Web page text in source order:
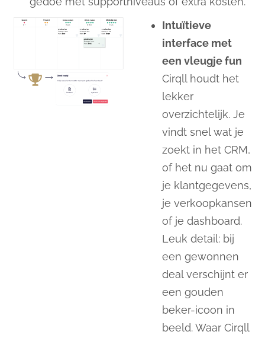
Intuïtieve
interface met
een vleugje fun
Cirqll houdt het
lekker
overzichtelijk. Je
vindt snel wat je
zoekt in het CRM,
of het nu gaat om
je klantgegevens,
je verkoopkansen
of je dashboard.
Leuk detail: bij
een gewonnen
deal verschijnt er
een gouden
beker-icoon in
beeld. Waar Cirqll